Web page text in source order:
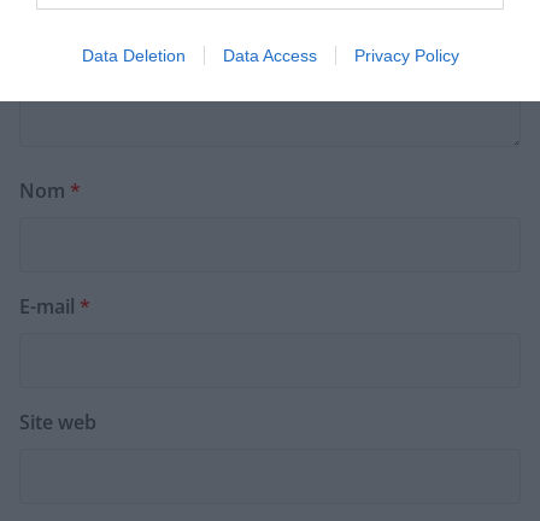
Data Deletion Data Access Privacy Policy
Nom *
E-mail *
Site web